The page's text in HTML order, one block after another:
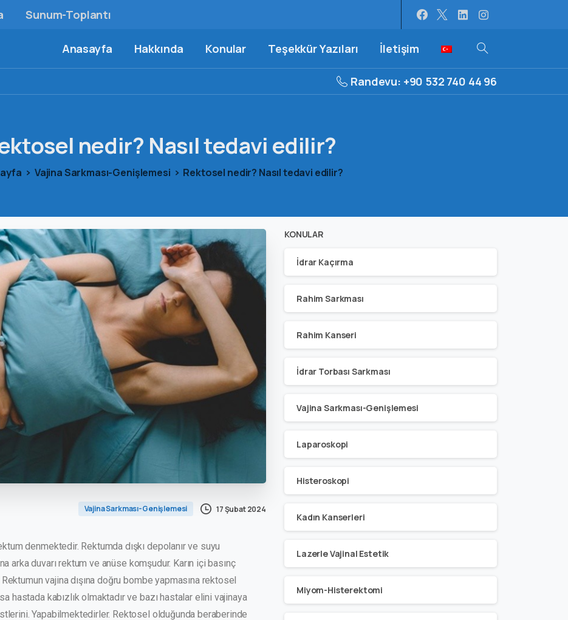
Sunum-Toplantı
Anasayfa Hakkında Konular Teşekkür Yazıları İletişim
Randevu: +90 532 740 44 96
nedir? Nasıltedavi edilir?
Vajina Sarkması-Genişlemesi Rektosel nedir? Nasıl tedavi edilir?
Vajina Sarkması-Genişlemesi 17 Şubat 2024
denmektedir. Rektumda dışkı depolanır ve suyu
arka duvarı rektum ve anüse komşudur. Karın içi basınç
vajina dışına doğru bombe yapmasına rektosel
kabızlık olmaktadır ve bazı hastalar elini vajinaya
Yapabilmektedirler. Rektosel olduğunda beraberinde
KONULAR
İdrar Kaçırma
Rahim Sarkması
Rahim Kanseri
İdrar Torbası Sarkması
Vajina Sarkması-Genişlemesi
Laparoskopi
Histeroskopi
Kadın Kanserleri
Lazerle Vajinal Estetik
Miyom-Histerektomi